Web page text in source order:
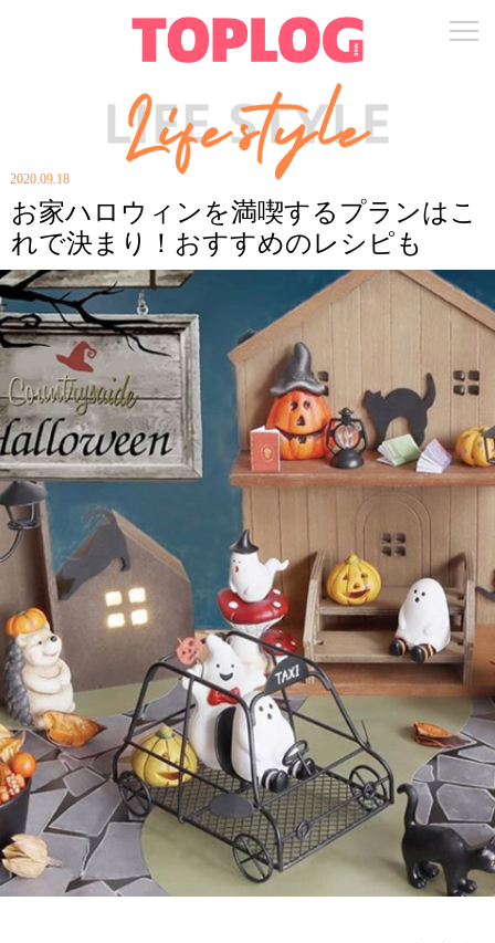
2020.09.18
お家ハロウィンを満喫するプランはこ
れで決まり！おすすめのレシピも